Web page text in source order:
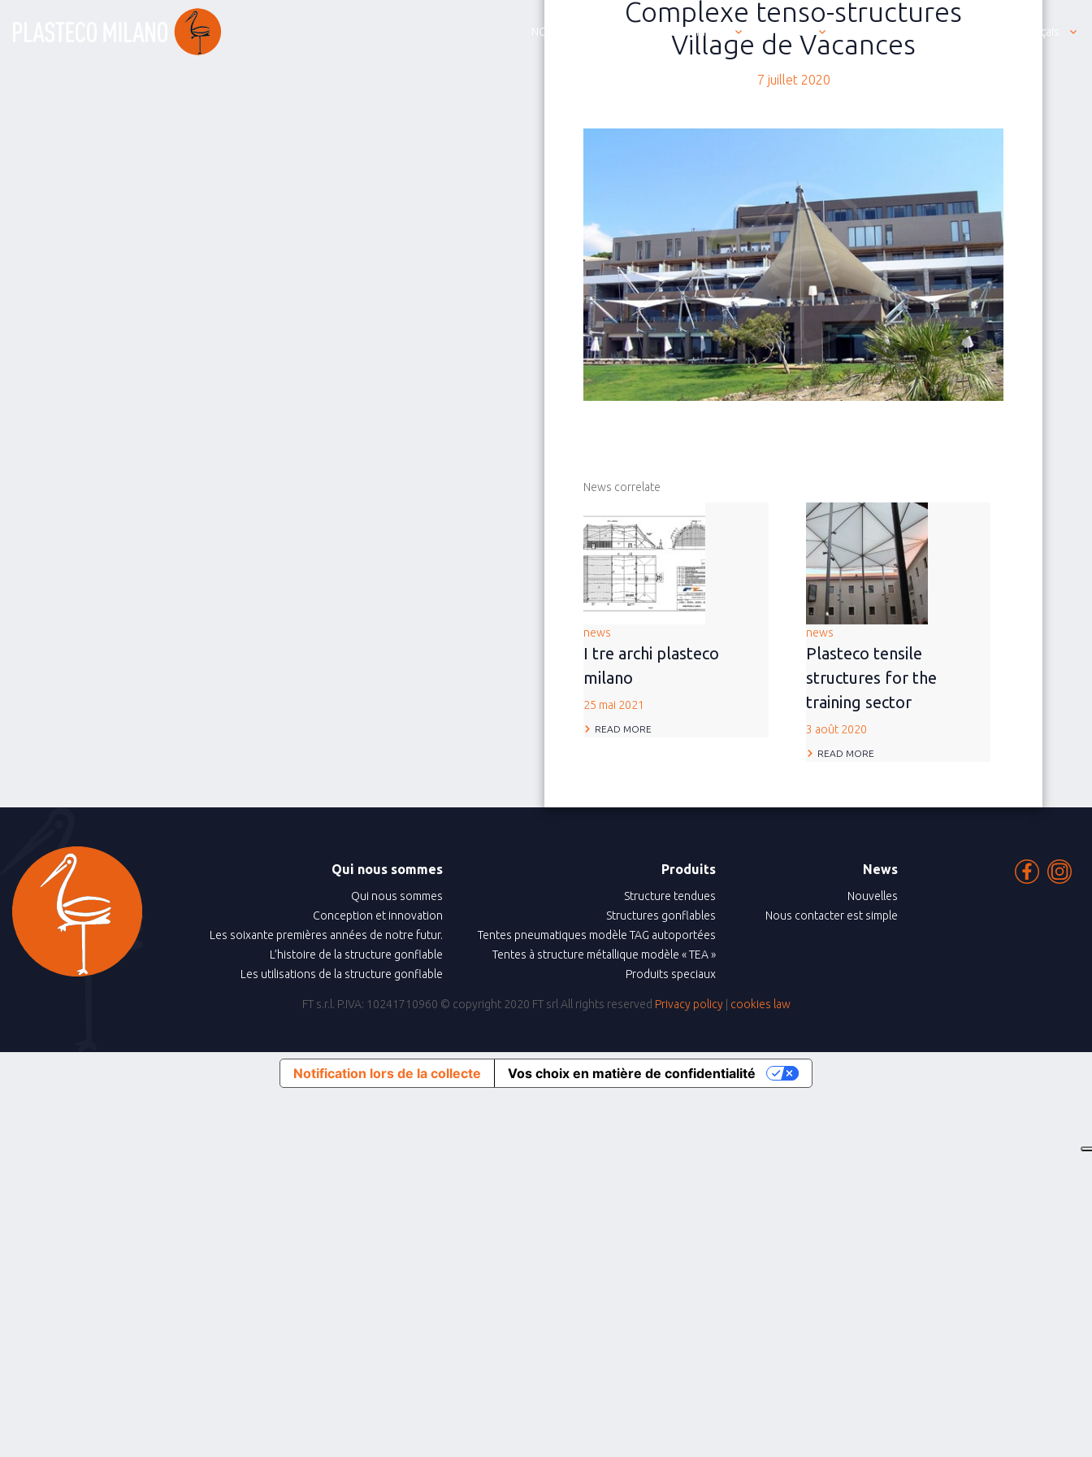
NOUVEAUTÉ Qui nous sommes Produits Français
Complexe tenso-structures
Village de Vacances
7 juillet 2020
News correlate
news
I tre archi plasteco
milano
25 mai 2021
READ MORE
news
Plasteco tensile
structures for the
training sector
3 août 2020
READ MORE
Qui nous sommes
Qui nous sommes
Conception et innovation
Les soixante premières années de notre futur.
L’histoire de la structure gonflable
Les utilisations de la structure gonflable
Produits
Structure tendues
Structures gonflables
Tentes pneumatiques modèle TAG autoportées
Tentes à structure métallique modèle « TEA »
Produits speciaux
News
Nouvelles
Nous contacter est simple
FT s.r.l. P.IVA: 10241710960 © copyright 2020 FT srl All rights reserved Privacy policy| cookies law
Notification lors de la collecte Vos choix en matière de confidentialité